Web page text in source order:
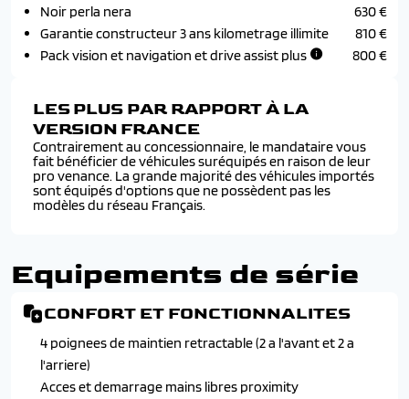
Noir perla nera
630 €
Garantie constructeur 3 ans kilometrage illimite
810 €
Pack vision et navigation et drive assist plus
800 €
LES PLUS PAR RAPPORT À LA
VERSION FRANCE
Contrairement au concessionnaire, le mandataire vous
fait bénéficier de véhicules suréquipés en raison de leur
pro venance. La grande majorité des véhicules importés
sont équipés d'options que ne possèdent pas les
modèles du réseau Français.
Equipements de série
CONFORT ET FONCTIONNALITES
4 poignees de maintien retractable (2 a l'avant et 2 a
l'arriere)
Acces et demarrage mains libres proximity